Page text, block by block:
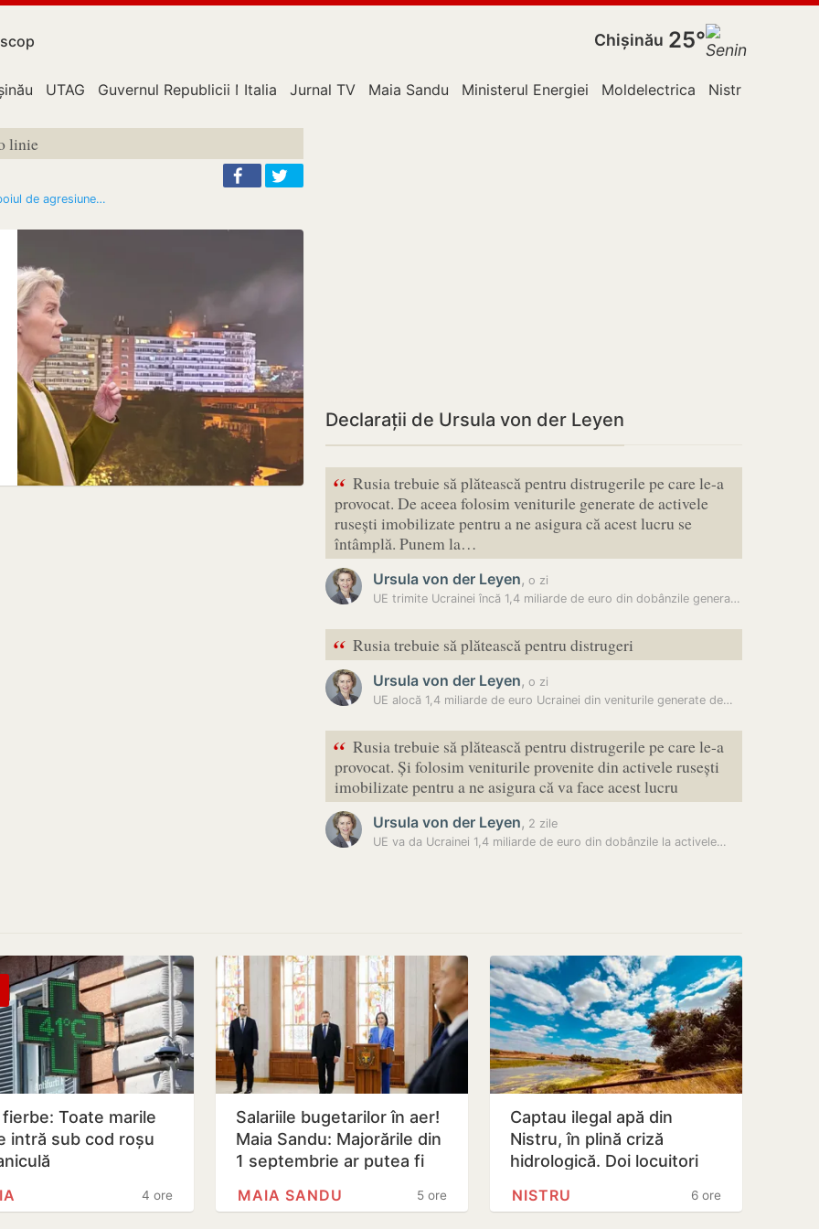
Chișinău 25°
UTAG Guvernul Republicii Moldova
Italia Jurnal TV Maia Sandu Ministerul Energiei Moldelectrica Nistru
linie
de agresiune…
Declarații de Ursula von der Leyen
“ Rusia trebuie să plătească pentru distrugerile pe care le-a
provocat. De aceea folosim veniturile generate de activele
rusești imobilizate pentru a ne asigura că acest lucru se
întâmplă. Punem la…
Ursula von der Leyen, o zi
UE trimite Ucrainei încă 1,4 miliarde de euro din dobânzile generate…
“ Rusia trebuie să plătească pentru distrugeri
Ursula von der Leyen, o zi
UE alocă 1,4 miliarde de euro Ucrainei din veniturile generate de…
“ Rusia trebuie să plătească pentru distrugerile pe care le-a
provocat. Și folosim veniturile provenite din activele rusești
imobilizate pentru a ne asigura că va face acest lucru
Ursula von der Leyen, 2 zile
UE va da Ucrainei 1,4 miliarde de euro din dobânzile la activele…
fierbe: Toate marile
intră sub cod roșu
4 ore
Salariile bugetarilor în aer!
Maia Sandu: Majorările din
1 septembrie ar putea fi
5 ore
MAIA SANDU
Captau ilegal apă din
Nistru, în plină criză
hidrologică. Doi locuitori
6 ore
NISTRU